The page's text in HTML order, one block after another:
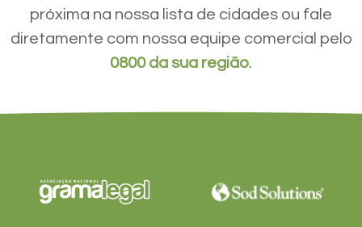
próxima na nossa lista de cidades ou fale
diretamente com nossa equipe comercial pelo
0800 da sua região.